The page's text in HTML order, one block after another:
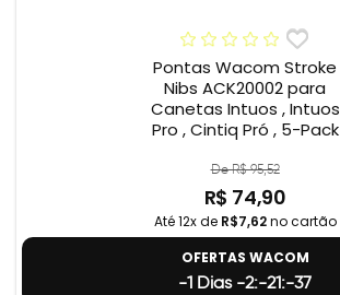
Pontas Wacom Stroke
Nibs ACK20002 para
Canetas Intuos , Intuos
Pro , Cintiq Pró , 5-Pack
De R$ 95,52
R$ 74,90
Até 12x de R$7,62no cartão
OFERTAS WACOM
-1 Dias -2:-21:-38